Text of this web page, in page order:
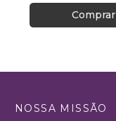
Comprar
NOSSA MISSÃO